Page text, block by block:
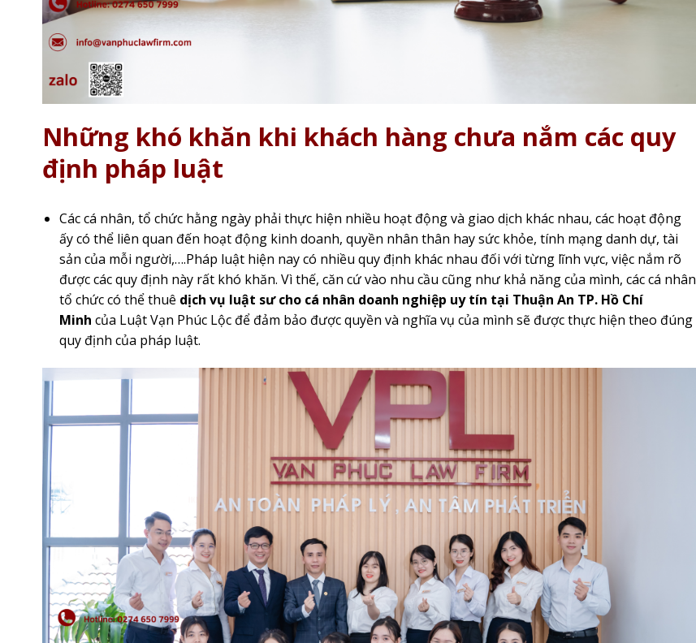
Những khó khăn khi khách hàng chưa nắm các quy
định pháp luật
Các cá nhân, tổ chức hằng ngày phải thực hiện nhiều hoạt động và giao dịch khác nhau, các hoạt động
ấy có thể liên quan đến hoạt động kinh doanh, quyền nhân thân hay sức khỏe, tính mạng danh dự, tài
sản của mỗi người,….Pháp luật hiện nay có nhiều quy định khác nhau đối với từng lĩnh vực, việc nắm rõ
được các quy định này rất khó khăn. Vì thế, căn cứ vào nhu cầu cũng như khả năng của mình, các cá nhân
tổ chức có thể thuê dịch vụ luật sư cho cá nhân doanh nghiệp uy tín tại Thuận An TP. Hồ Chí
Minh của Luật Vạn Phúc Lộc để đảm bảo được quyền và nghĩa vụ của mình sẽ được thực hiện theo đúng
quy định của pháp luật.